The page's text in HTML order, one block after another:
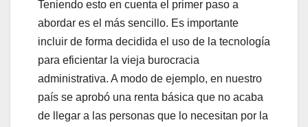
Teniendo esto en cuenta el primer paso a
abordar es el más sencillo. Es importante
incluir de forma decidida el uso de la tecnología
para eficientar la vieja burocracia
administrativa. A modo de ejemplo, en nuestro
país se aprobó una renta básica que no acaba
de llegar a las personas que lo necesitan por la